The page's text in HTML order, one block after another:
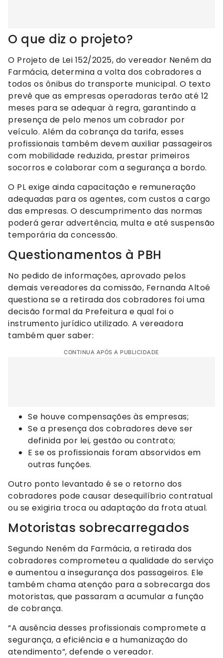
O que diz o projeto?
O Projeto de Lei 152/2025, do vereador Neném da
Farmácia, determina a volta dos cobradores a
todos os ônibus do transporte municipal. O texto
prevê que as empresas operadoras terão até 12
meses para se adequar à regra, garantindo a
presença de pelo menos um cobrador por
veículo. Além da cobrança da tarifa, esses
profissionais também devem auxiliar passageiros
com mobilidade reduzida, prestar primeiros
socorros e colaborar com a segurança a bordo.
O PL exige ainda capacitação e remuneração
adequadas para os agentes, com custos a cargo
das empresas. O descumprimento das normas
poderá gerar advertência, multa e até suspensão
temporária da concessão.
Questionamentos à PBH
No pedido de informações, aprovado pelos
demais vereadores da comissão, Fernanda Altoé
questiona se a retirada dos cobradores foi uma
decisão formal da Prefeitura e qual foi o
instrumento jurídico utilizado. A vereadora
também quer saber:
CONTINUA APÓS A PUBLICIDADE
Se houve compensações às empresas;
Se a presença dos cobradores deve ser
definida por lei, gestão ou contrato;
E se os profissionais foram absorvidos em
outras funções.
Outro ponto levantado é se o retorno dos
cobradores pode causar desequilíbrio contratual
ou se exigiria troca ou adaptação da frota atual.
Motoristas sobrecarregados
Segundo Neném da Farmácia, a retirada dos
cobradores comprometeu a qualidade do serviço
e aumentou a insegurança dos passageiros. Ele
também chama atenção para a sobrecarga dos
motoristas, que passaram a acumular a função
de cobrança.
“A ausência desses profissionais compromete a
segurança, a eficiência e a humanização do
atendimento”, defende o vereador.